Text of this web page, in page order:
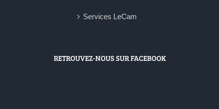
Services LeCam
RETROUVEZ-NOUS SUR FACEBOOK